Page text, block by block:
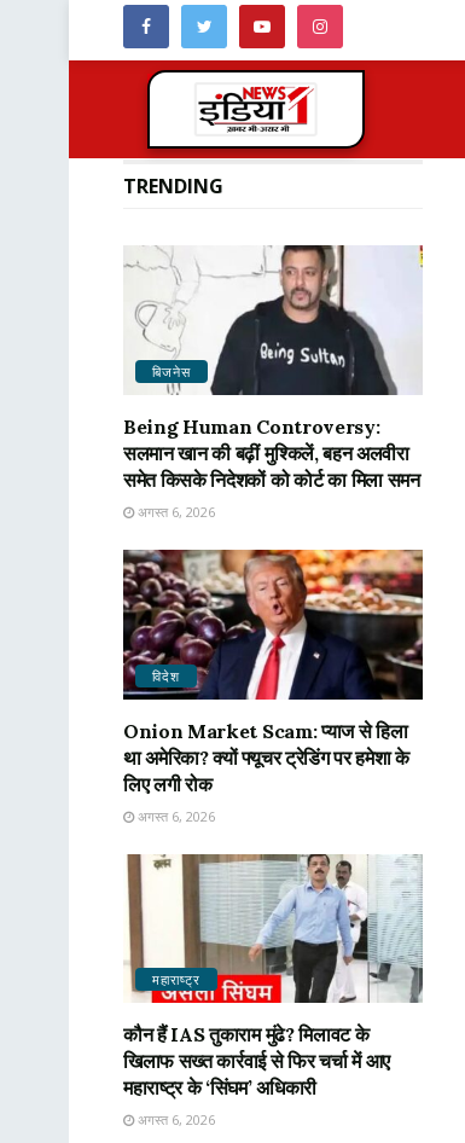
TRENDING
बिजनेस
Being Human Controversy:
सलमान खान की बढ़ीं मुश्किलें, बहन अलवीरा
समेत किसके निदेशकों को कोर्ट का मिला समन
अगस्त 6, 2026
विदेश
Onion Market Scam: प्याज से हिला
था अमेरिका? क्यों फ्यूचर ट्रेडिंग पर हमेशा के
लिए लगी रोक
अगस्त 6, 2026
महाराष्ट्र
कौन हैं IAS तुकाराम मुंढे? मिलावट के
खिलाफ सख्त कार्रवाई से फिर चर्चा में आए
महाराष्ट्र के ‘सिंघम’ अधिकारी
अगस्त 6, 2026